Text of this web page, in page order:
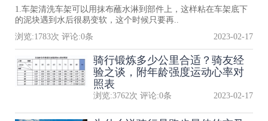
1.车架清洗车架可以用抹布蘸水淋到部件上，这样粘在车架底下
的泥块遇到水后很易变软，这个时候只要再..
浏览:1783次 评论:0条 2023-02-17
骑行锻炼多少公里合适？骑友经
验之谈，附年龄强度运动心率对
照表
浏览:3762次 评论:0条 2023-02-17